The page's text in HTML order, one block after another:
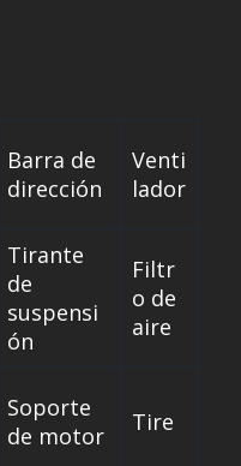
Barra de
dirección
Venti
lador
Tirante
de
suspensi
ón
Filtr
o de
aire
Soporte
de motor
Tire